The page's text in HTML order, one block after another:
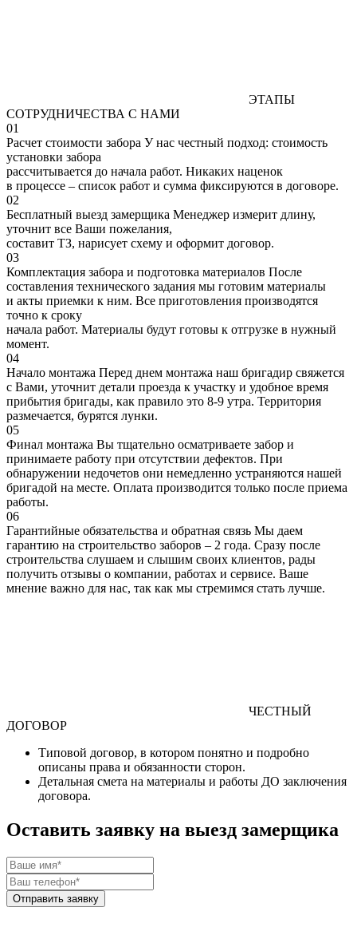
ЭТАПЫ
СОТРУДНИЧЕСТВА С НАМИ
01
Расчет стоимости забора У нас честный подход: стоимость
установки забора
рассчитывается до начала работ. Никаких наценок
в процессе – список работ и сумма фиксируются в договоре.
02
Бесплатный выезд замерщика Менеджер измерит длину,
уточнит все Ваши пожелания,
составит ТЗ, нарисует схему и оформит договор.
03
Комплектация забора и подготовка материалов После
составления технического задания мы готовим материалы
и акты приемки к ним. Все приготовления производятся
точно к сроку
начала работ. Материалы будут готовы к отгрузке в нужный
момент.
04
Начало монтажа Перед днем монтажа наш бригадир свяжется
с Вами, уточнит детали проезда к участку и удобное время
прибытия бригады, как правило это 8-9 утра. Территория
размечается, бурятся лунки.
05
Финал монтажа Вы тщательно осматриваете забор и
принимаете работу при отсутствии дефектов. При
обнаружении недочетов они немедленно устраняются нашей
бригадой на месте. Оплата производится только после приема
работы.
06
Гарантийные обязательства и обратная связь Мы даем
гарантию на строительство заборов – 2 года. Сразу после
строительства слушаем и слышим своих клиентов, рады
получить отзывы о компании, работах и сервисе. Ваше
мнение важно для нас, так как мы стремимся стать лучше.
ЧЕСТНЫЙ
ДОГОВОР
Типовой договор, в котором понятно и подробно
описаны права и обязанности сторон.
Детальная смета на материалы и работы ДО заключения
договора.
Оставить заявку на выезд замерщика